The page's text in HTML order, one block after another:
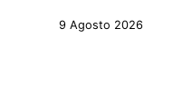
9 Agosto 2026